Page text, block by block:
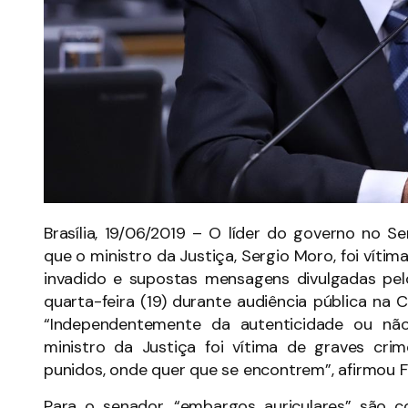
Brasília, 19/06/2019 – O líder do governo no
que o ministro da Justiça, Sergio Moro, foi
invadido e supostas mensagens divulgadas
quarta-feira (19) durante audiência pública na
“Independentemente da autenticidade ou
ministro da Justiça foi vítima de graves
punidos, onde quer que se encontrem”, afirmou